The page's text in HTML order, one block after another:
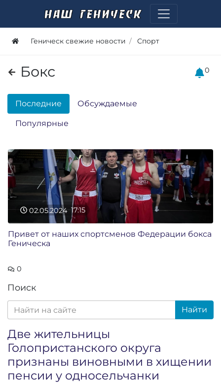
Геническ свежие новости Спорт
Бокс 0
Последние Обсуждаемые
Популярные
02.05.2024 17:15
Привет от наших спортсменов Федерации бокса
Геническа
0
Поиск
Найти
Две жительницы
Голопристанского округа
признаны виновными в хищении
пенсии у односельчанки